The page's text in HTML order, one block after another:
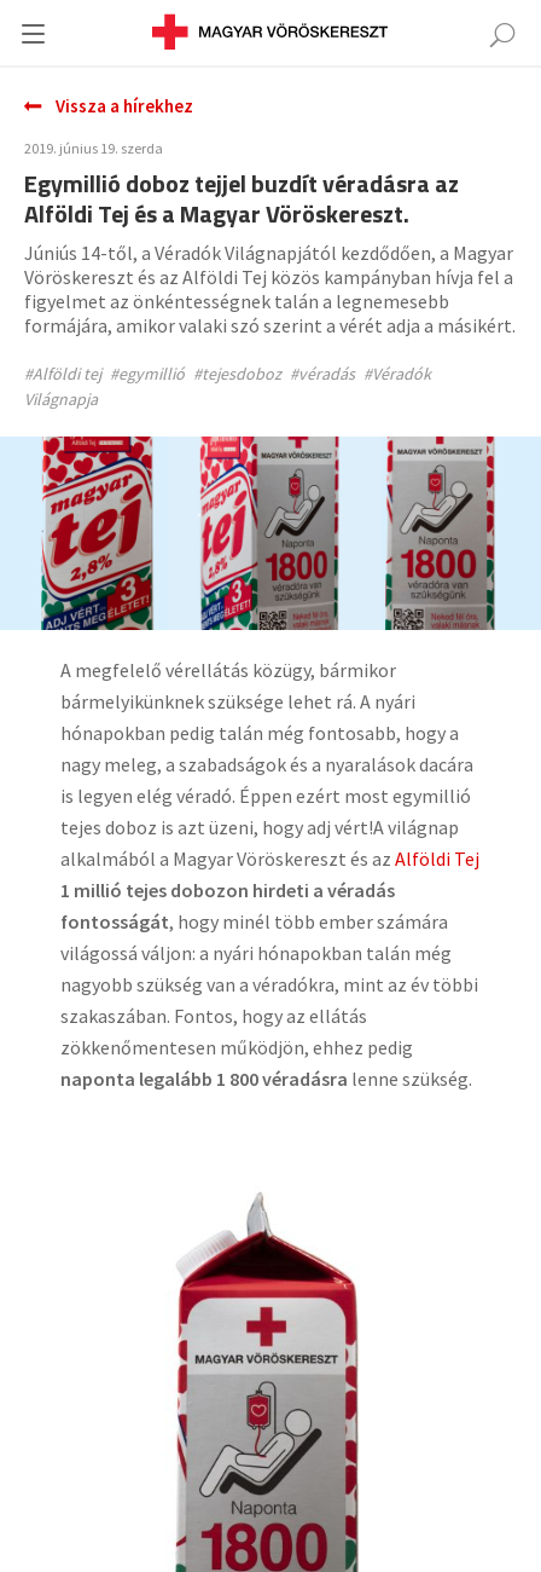
Vissza a hírekhez
2019. június 19. szerda
Egymillió doboz tejjel buzdít véradásra az
Alföldi Tej és a Magyar Vöröskereszt.
Júniús 14-től, a Véradók Világnapjától kezdődően, a Magyar
Vöröskereszt és az Alföldi Tej közös kampányban hívja fel a
figyelmet az önkéntességnek talán a legnemesebb
formájára, amikor valaki szó szerint a vérét adja a másikért.
#Alföldi tej #egymillió #tejesdoboz #véradás #Véradók
Világnapja
A megfelelő vérellátás közügy, bármikor
bármelyikünknek szüksége lehet rá. A nyári
hónapokban pedig talán még fontosabb, hogy a
nagy meleg, a szabadságok és a nyaralások dacára
is legyen elég véradó. Éppen ezért most egymillió
tejes doboz is azt üzeni, hogy adj vért!A világnap
alkalmából a Magyar Vöröskereszt és az Alföldi Tej
1 millió tejes dobozon hirdeti a véradás
fontosságát, hogy minél több ember számára
világossá váljon: a nyári hónapokban talán még
nagyobb szükség van a véradókra, mint az év többi
szakaszában. Fontos, hogy az ellátás
zökkenőmentesen működjön, ehhez pedig
naponta legalább 1 800 véradásra lenne szükség.